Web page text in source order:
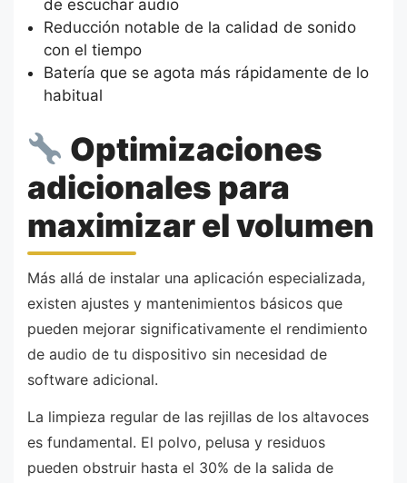
de escuchar audio
Reducción notable de la calidad de sonido
con el tiempo
Batería que se agota más rápidamente de lo
habitual
Optimizaciones
adicionales para
maximizar el volumen
Más allá de instalar una aplicación especializada,
existen ajustes y mantenimientos básicos que
pueden mejorar significativamente el rendimiento
de audio de tu dispositivo sin necesidad de
software adicional.
La limpieza regular de las rejillas de los altavoces
es fundamental. El polvo, pelusa y residuos
pueden obstruir hasta el 30% de la salida de